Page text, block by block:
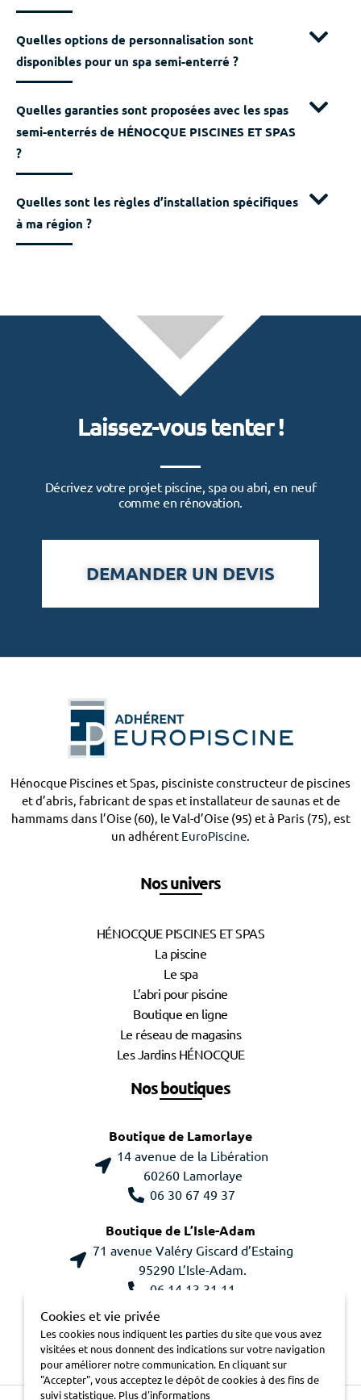
Quelles options de personnalisation sont
disponibles pour un spa semi-enterré ?
Quelles garanties sont proposées avec les spas
semi-enterrés de HÉNOCQUE PISCINES ET SPAS
?
Quelles sont les règles d’installation spécifiques
à ma région ?
Laissez-vous tenter !
Décrivez votre projet piscine, spa ou abri, en neuf
comme en rénovation.
DEMANDER UN DEVIS
Hénocque Piscines et Spas, pisciniste constructeur de piscines
et d’abris, fabricant de spas et installateur de saunas et de
hammams dans l’Oise (60), le Val-d’Oise (95) et à Paris (75), est
un adhérent EuroPiscine.
Nos univers
HÉNOCQUE PISCINES ET SPAS
La piscine
Le spa
L’abri pour piscine
Boutique en ligne
Le réseau de magasins
Les Jardins HÉNOCQUE
Nos boutiques
Boutique de Lamorlaye
14 avenue de la Libération
60260 Lamorlaye
06 30 67 49 37
Boutique de L’Isle-Adam
71 avenue Valéry Giscard d’Estaing
95290 L’Isle-Adam.
06 14 13 31 11
Cookies et vie privée
Les cookies nous indiquent les parties du site que vous avez
visitées et nous donnent des indications sur votre navigation
pour améliorer notre communication. En cliquant sur
"Accepter", vous acceptez le dépôt de cookies à des fins de
suivi statistique. Plus d'informations